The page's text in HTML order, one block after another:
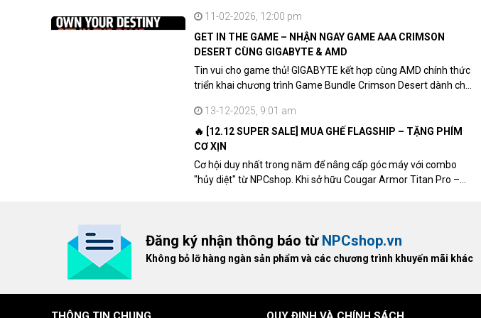
Zalo: https://npcshop.vn/zalo
https://npcshop.vn/facebook
11-02-2026, 12:00 pm
GET IN THE GAME – NHẬN NGAY GAME AAA CRIMSON
DESERT CÙNG GIGABYTE & AMD
Tin vui cho game thủ! GIGABYTE kết hợp cùng AMD chính thức
triển khai chương trình Game Bundle Crimson Desert dành cho
13-12-2025, 9:01 am
🔥 [12.12 SUPER SALE] MUA GHẾ FLAGSHIP – TẶNG PHÍM
CƠ XỊN
Cơ hội duy nhất trong năm để nâng cấp góc máy với combo
"hủy diệt" từ NPCshop. Khi sở hữu Cougar Armor Titan Pro –
Đăng ký nhận thông báo từ NPCshop.vn
Không bỏ lỡ hàng ngàn sản phẩm và các chương trình khuyến mãi khác